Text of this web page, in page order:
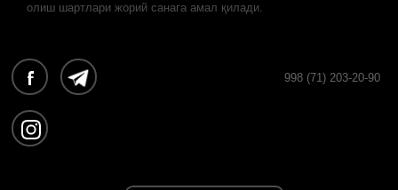
олиш шартлари жорий санага амал қилади.
998 (71) 203-20-90